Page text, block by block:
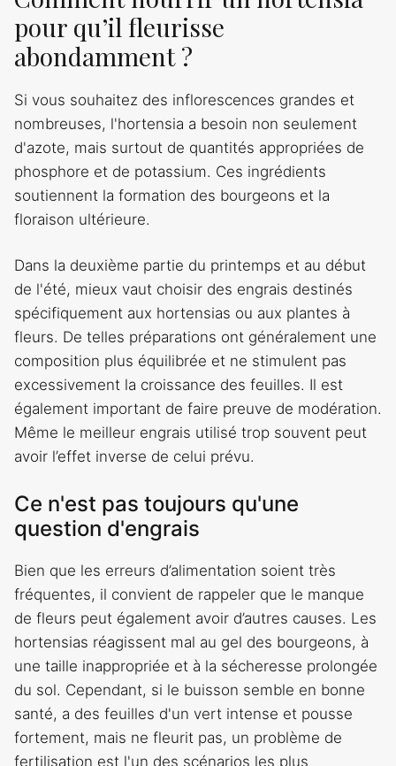
pour qu’il fleurisse
abondamment ?
Si vous souhaitez des inflorescences grandes et
nombreuses, l'hortensia a besoin non seulement
d'azote, mais surtout de quantités appropriées de
phosphore et de potassium. Ces ingrédients
soutiennent la formation des bourgeons et la
floraison ultérieure.
Dans la deuxième partie du printemps et au début
de l'été, mieux vaut choisir des engrais destinés
spécifiquement aux hortensias ou aux plantes à
fleurs. De telles préparations ont généralement une
composition plus équilibrée et ne stimulent pas
excessivement la croissance des feuilles. Il est
également important de faire preuve de modération.
Même le meilleur engrais utilisé trop souvent peut
avoir l’effet inverse de celui prévu.
Ce n'est pas toujours qu'une
question d'engrais
Bien que les erreurs d’alimentation soient très
fréquentes, il convient de rappeler que le manque
de fleurs peut également avoir d’autres causes. Les
hortensias réagissent mal au gel des bourgeons, à
une taille inappropriée et à la sécheresse prolongée
du sol. Cependant, si le buisson semble en bonne
santé, a des feuilles d'un vert intense et pousse
fortement, mais ne fleurit pas, un problème de
fertilisation est l'un des scénarios les plus